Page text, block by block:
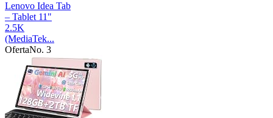
Lenovo Idea Tab
– Tablet 11"
2.5K
(MediaTek...
OfertaNo. 3